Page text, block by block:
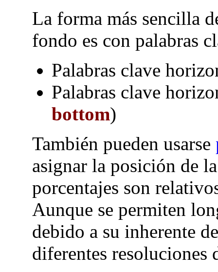
La forma más sencilla
fondo es con palabras
Palabras clave
Palabras clave
bottom)
También pueden usarse
asignar la posición de
porcentajes son
Aunque se permiten
debido a su inherente
diferentes resoluciones